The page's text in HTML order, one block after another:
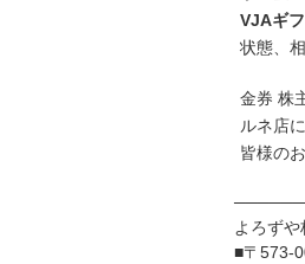
VJAギ
状態、
金券 株
ルネ店
皆様の
よろず
■〒573-